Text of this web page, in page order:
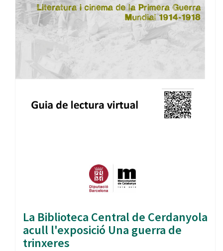
La Biblioteca Central de Cerdanyola
acull l'exposició Una guerra de
trinxeres